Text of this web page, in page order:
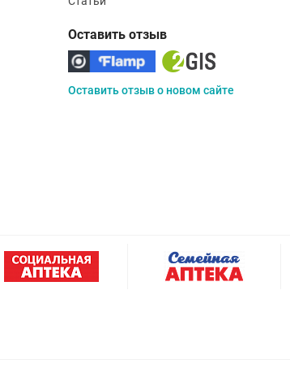
Оставить отзыв
Оставить отзыв о новом сайте